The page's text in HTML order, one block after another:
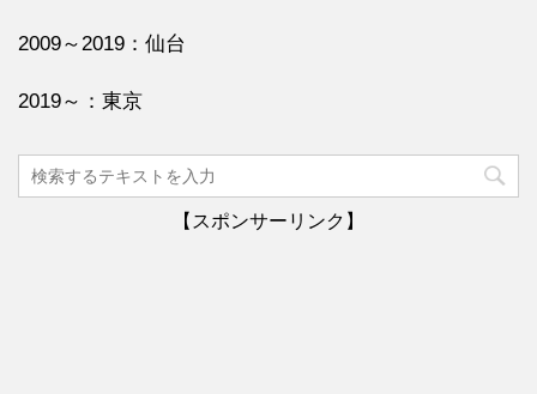
2009～2019：仙台
2019～：東京
【スポンサーリンク】